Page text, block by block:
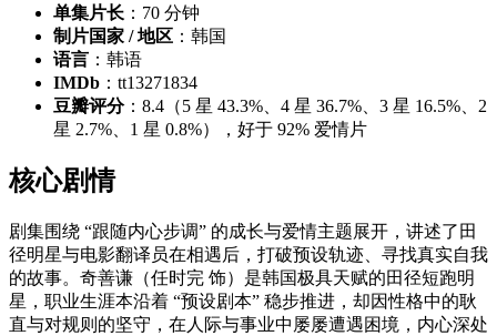
单集片长 ：70 分钟
制片国家 / 地区 ：韩国
语言 ：韩语
IMDb ：tt13271834
豆瓣评分：8.4（5 星 43.3%、4 星 36.7%、3 星 16.5%、2
星 2.7%、1 星 0.8%），好于 92% 爱情片
核心剧情
剧集围绕 “跟随内心步调” 的成长与爱情主题展开，讲述了田
径明星与电影翻译员在相遇后，打破预设轨迹、寻找真实自我
的故事。奇善谦（任时完 饰）是韩国极具天赋的田径短跑明
星，职业生涯本沿着 “预设剧本” 稳步推进，却因性格中的耿
直与对规则的坚守，在人际与事业中屡屡遭遇困境，内心深处